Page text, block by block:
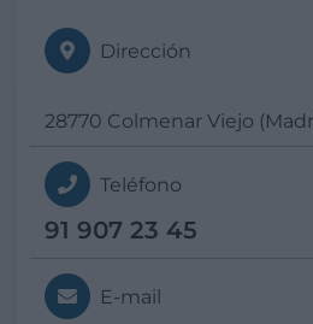
Dirección
28770 Colmenar Viejo
Teléfono
91 907 23 45
E-mail